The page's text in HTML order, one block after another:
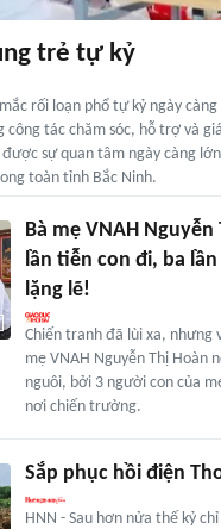
trẻ tự kỷ
rối loạn phổ tự kỷ ngày
tác chăm sóc, hỗ trợ và
sự quan tâm ngày càng
toàn tỉnh Bắc Ninh.
Bà mẹ VNAH Nguyễn
lần tiễn con đi, ba
lặng lẽ!
Chiến tranh đã lùi xa, nhưng
mẹ VNAH Nguyễn Thị Hoàn
nguôi, bởi 3 người con của
nơi chiến trường.
Sắp phục hồi điện
HNN - Sau hơn nửa thế kỷ